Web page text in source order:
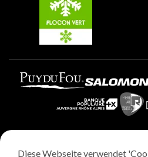
Plagne Aime 2000
Diese Webseite verwendet